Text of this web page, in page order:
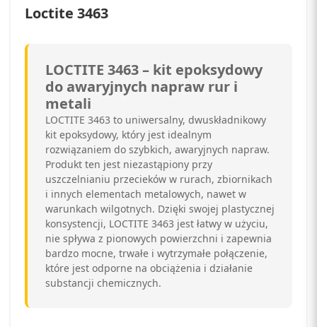
Loctite 3463
LOCTITE 3463 – kit epoksydowy
do awaryjnych napraw rur i
metali
LOCTITE 3463 to uniwersalny, dwuskładnikowy
kit epoksydowy, który jest idealnym
rozwiązaniem do szybkich, awaryjnych napraw.
Produkt ten jest niezastąpiony przy
uszczelnianiu przecieków w rurach, zbiornikach
i innych elementach metalowych, nawet w
warunkach wilgotnych. Dzięki swojej plastycznej
konsystencji, LOCTITE 3463 jest łatwy w użyciu,
nie spływa z pionowych powierzchni i zapewnia
bardzo mocne, trwałe i wytrzymałe połączenie,
które jest odporne na obciążenia i działanie
substancji chemicznych.